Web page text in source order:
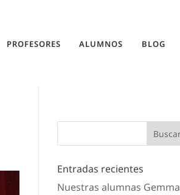
PROFESORES ALUMNOS BLOG
Entradas recientes
Nuestras alumnas Gemma